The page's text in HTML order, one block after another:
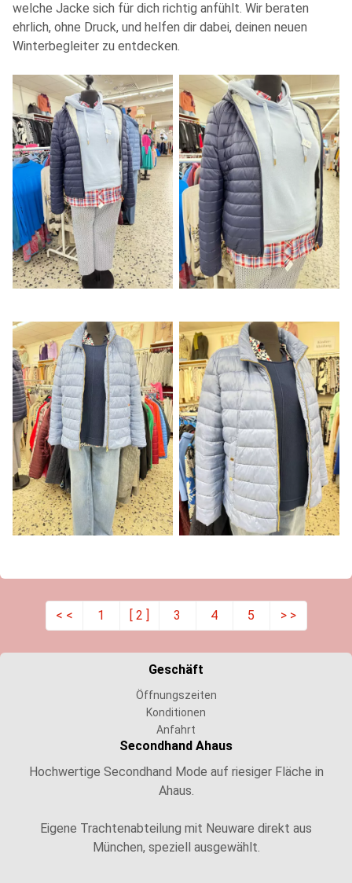
welche Jacke sich für dich richtig anfühlt. Wir beraten
ehrlich, ohne Druck, und helfen dir dabei, deinen neuen
Winterbegleiter zu entdecken.
< < 1 [ 2 ] 3 4 5 > >
Geschäft
Öffnungszeiten
Konditionen
Anfahrt
Secondhand Ahaus
Hochwertige Secondhand Mode auf riesiger Fläche in
Ahaus.
Eigene Trachtenabteilung mit Neuware direkt aus
München, speziell ausgewählt.